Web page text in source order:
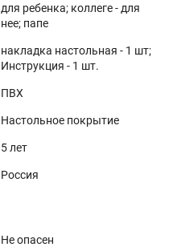
для ребенка; коллеге - для
нее; папе
накладка настольная - 1 шт;
Инструкция - 1 шт.
ПВХ
Настольное покрытие
5 лет
Россия
Не опасен